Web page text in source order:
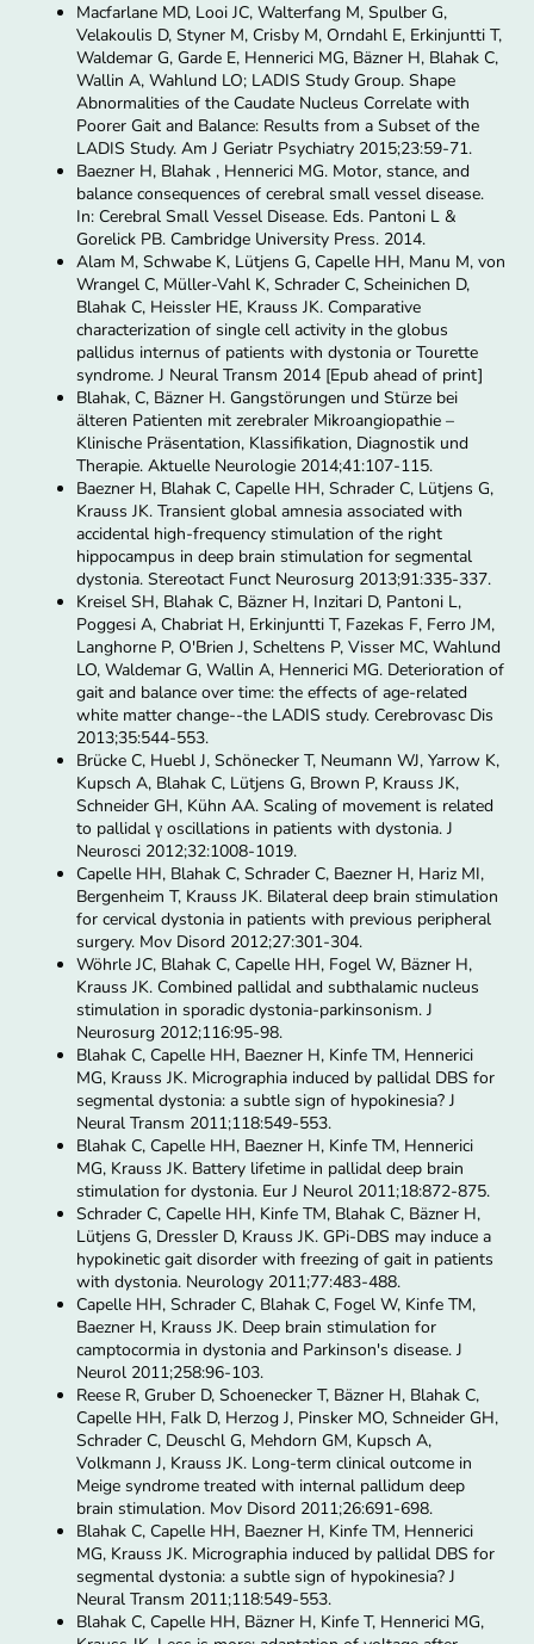
Macfarlane MD, Looi JC, Walterfang M, Spulber G,
Velakoulis D, Styner M, Crisby M, Orndahl E, Erkinjuntti T,
Waldemar G, Garde E, Hennerici MG, Bäzner H, Blahak C,
Wallin A, Wahlund LO; LADIS Study Group. Shape
Abnormalities of the Caudate Nucleus Correlate with
Poorer Gait and Balance: Results from a Subset of the
LADIS Study. Am J Geriatr Psychiatry 2015;23:59-71.
Baezner H, Blahak , Hennerici MG. Motor, stance, and
balance consequences of cerebral small vessel disease.
In: Cerebral Small Vessel Disease. Eds. Pantoni L &
Gorelick PB. Cambridge University Press. 2014.
Alam M, Schwabe K, Lütjens G, Capelle HH, Manu M, von
Wrangel C, Müller-Vahl K, Schrader C, Scheinichen D,
Blahak C, Heissler HE, Krauss JK. Comparative
characterization of single cell activity in the globus
pallidus internus of patients with dystonia or Tourette
syndrome. J Neural Transm 2014 [Epub ahead of print]
Blahak, C, Bäzner H. Gangstörungen und Stürze bei
älteren Patienten mit zerebraler Mikroangiopathie –
Klinische Präsentation, Klassifikation, Diagnostik und
Therapie. Aktuelle Neurologie 2014;41:107-115.
Baezner H, Blahak C, Capelle HH, Schrader C, Lütjens G,
Krauss JK. Transient global amnesia associated with
accidental high-frequency stimulation of the right
hippocampus in deep brain stimulation for segmental
dystonia. Stereotact Funct Neurosurg 2013;91:335-337.
Kreisel SH, Blahak C, Bäzner H, Inzitari D, Pantoni L,
Poggesi A, Chabriat H, Erkinjuntti T, Fazekas F, Ferro JM,
Langhorne P, O'Brien J, Scheltens P, Visser MC, Wahlund
LO, Waldemar G, Wallin A, Hennerici MG. Deterioration of
gait and balance over time: the effects of age-related
white matter change--the LADIS study. Cerebrovasc Dis
2013;35:544-553.
Brücke C, Huebl J, Schönecker T, Neumann WJ, Yarrow K,
Kupsch A, Blahak C, Lütjens G, Brown P, Krauss JK,
Schneider GH, Kühn AA. Scaling of movement is related
to pallidal γ oscillations in patients with dystonia. J
Neurosci 2012;32:1008-1019.
Capelle HH, Blahak C, Schrader C, Baezner H, Hariz MI,
Bergenheim T, Krauss JK. Bilateral deep brain stimulation
for cervical dystonia in patients with previous peripheral
surgery. Mov Disord 2012;27:301-304.
Wöhrle JC, Blahak C, Capelle HH, Fogel W, Bäzner H,
Krauss JK. Combined pallidal and subthalamic nucleus
stimulation in sporadic dystonia-parkinsonism. J
Neurosurg 2012;116:95-98.
Blahak C, Capelle HH, Baezner H, Kinfe TM, Hennerici
MG, Krauss JK. Micrographia induced by pallidal DBS for
segmental dystonia: a subtle sign of hypokinesia? J
Neural Transm 2011;118:549-553.
Blahak C, Capelle HH, Baezner H, Kinfe TM, Hennerici
MG, Krauss JK. Battery lifetime in pallidal deep brain
stimulation for dystonia. Eur J Neurol 2011;18:872-875.
Schrader C, Capelle HH, Kinfe TM, Blahak C, Bäzner H,
Lütjens G, Dressler D, Krauss JK. GPi-DBS may induce a
hypokinetic gait disorder with freezing of gait in patients
with dystonia. Neurology 2011;77:483-488.
Capelle HH, Schrader C, Blahak C, Fogel W, Kinfe TM,
Baezner H, Krauss JK. Deep brain stimulation for
camptocormia in dystonia and Parkinson's disease. J
Neurol 2011;258:96-103.
Reese R, Gruber D, Schoenecker T, Bäzner H, Blahak C,
Capelle HH, Falk D, Herzog J, Pinsker MO, Schneider GH,
Schrader C, Deuschl G, Mehdorn GM, Kupsch A,
Volkmann J, Krauss JK. Long-term clinical outcome in
Meige syndrome treated with internal pallidum deep
brain stimulation. Mov Disord 2011;26:691-698.
Blahak C, Capelle HH, Baezner H, Kinfe TM, Hennerici
MG, Krauss JK. Micrographia induced by pallidal DBS for
segmental dystonia: a subtle sign of hypokinesia? J
Neural Transm 2011;118:549-553.
Blahak C, Capelle HH, Bäzner H, Kinfe T, Hennerici MG,